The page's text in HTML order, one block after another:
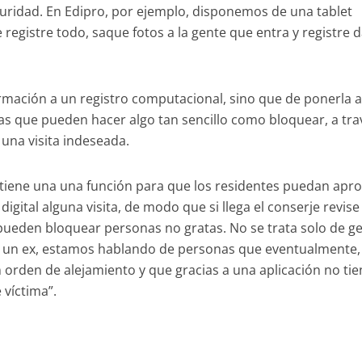
En Edipro, por ejemplo, disponemos de una tablet
registre todo, saque fotos a la gente que entra y registre
a un registro computacional, sino que de ponerla a
que pueden hacer algo tan sencillo como bloquear, a
visita indeseada.
una una función para que los residentes puedan
alguna visita, de modo que si llega el conserje revise
bloquear personas no gratas. No se trata solo de
ex, estamos hablando de personas que
de alejamiento y que gracias a una aplicación no